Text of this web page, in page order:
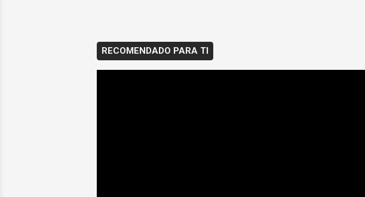
RECOMENDADO PARA TI